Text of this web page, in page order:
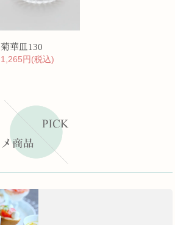
菊華皿130
1,265円(税込)